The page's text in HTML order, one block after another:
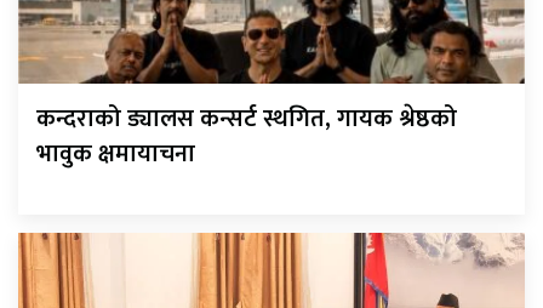
कन्दराको ड्यालस कन्सर्ट स्थगित, गायक श्रेष्ठको
भावुक क्षमायाचना